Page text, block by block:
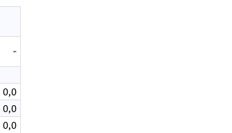
-
0,0
0,0
0,0